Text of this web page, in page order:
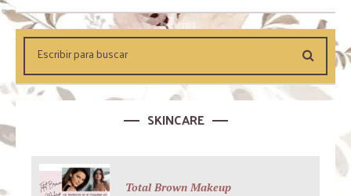
SKINCARE
Total Brown Makeup